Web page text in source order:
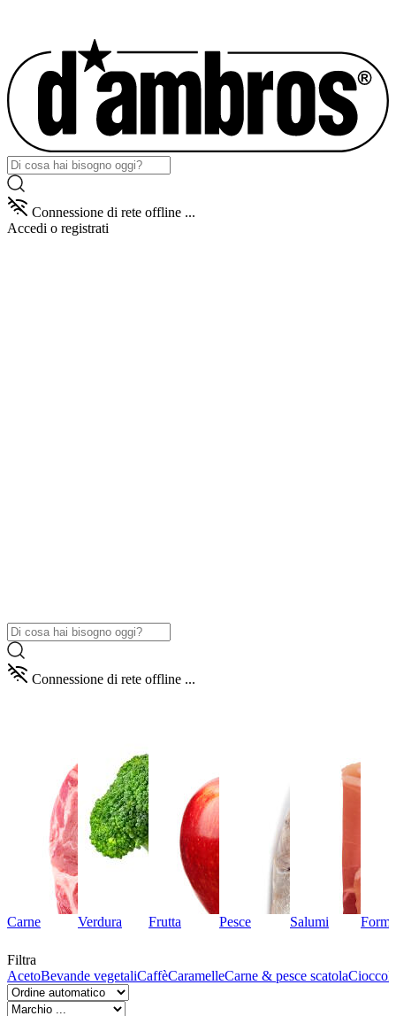
Connessione di rete offline ...
Accedi o registrati
Connessione di rete offline ...
Carne Verdura Frutta Pesce Salumi
Filtra
AcetoBevande vegetaliCaffèCaramelleCarne & pesce scatola